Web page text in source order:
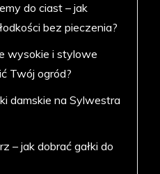
do ciast – jak
bez pieczenia?
wysokie i stylowe
Twój ogród?
damskie na Sylwestra
– jak dobrać gałki do